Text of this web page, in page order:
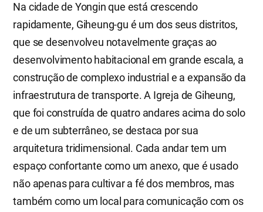
Na cidade de Yongin que está crescendo
rapidamente, Giheung-gu é um dos seus distritos,
que se desenvolveu notavelmente graças ao
desenvolvimento habitacional em grande escala, a
construção de complexo industrial e a expansão da
infraestrutura de transporte. A Igreja de Giheung,
que foi construída de quatro andares acima do solo
e de um subterrâneo, se destaca por sua
arquitetura tridimensional. Cada andar tem um
espaço confortante como um anexo, que é usado
não apenas para cultivar a fé dos membros, mas
também como um local para comunicação com os